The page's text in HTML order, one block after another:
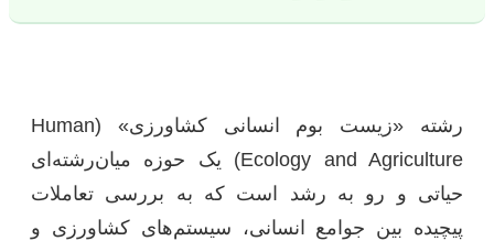
رشته «زیست بوم انسانی کشاورزی» (Human
Ecology and Agriculture) یک حوزه میان‌رشته‌ای
حیاتی و رو به رشد است که به بررسی تعاملات
پیچیده بین جوامع انسانی، سیستم‌های کشاورزی و